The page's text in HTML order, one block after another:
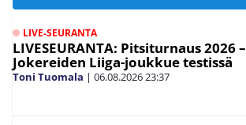
LIVE-SEURANTA
LIVESEURANTA: Pitsiturnaus 2026 –
Jokereiden Liiga-joukkue testissä
Toni Tuomala | 06.08.202623:37